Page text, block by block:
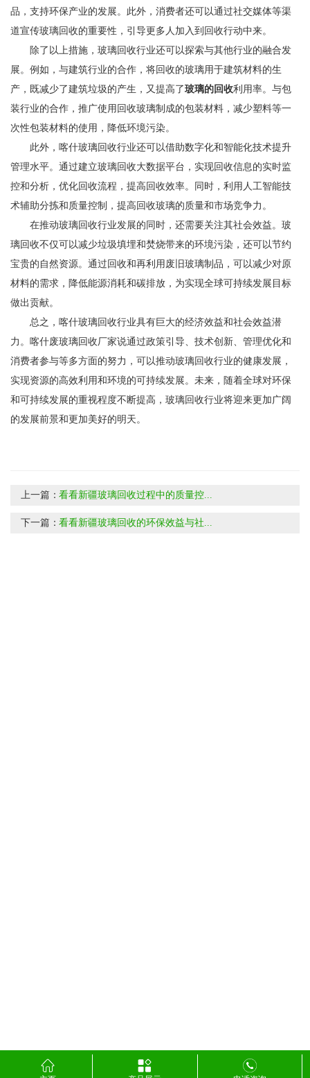
品，支持环保产业的发展。此外，消费者还可以通过社交媒体等渠
道宣传玻璃回收的重要性，引导更多人加入到回收行动中来。
除了以上措施，玻璃回收行业还可以探索与其他行业的融合发
展。例如，与建筑行业的合作，将回收的玻璃用于建筑材料的生
产，既减少了建筑垃圾的产生，又提高了玻璃的回收利用率。与包
装行业的合作，推广使用回收玻璃制成的包装材料，减少塑料等一
次性包装材料的使用，降低环境污染。
此外，喀什玻璃回收行业还可以借助数字化和智能化技术提升
管理水平。通过建立玻璃回收大数据平台，实现回收信息的实时监
控和分析，优化回收流程，提高回收效率。同时，利用人工智能技
术辅助分拣和质量控制，提高回收玻璃的质量和市场竞争力。
在推动玻璃回收行业发展的同时，还需要关注其社会效益。玻
璃回收不仅可以减少垃圾填埋和焚烧带来的环境污染，还可以节约
宝贵的自然资源。通过回收和再利用废旧玻璃制品，可以减少对原
材料的需求，降低能源消耗和碳排放，为实现全球可持续发展目标
做出贡献。
总之，喀什玻璃回收行业具有巨大的经济效益和社会效益潜
力。 喀什废玻璃回收厂家说通过政策引导、技术创新、管理优化和
消费者参与等多方面的努力，可以推动玻璃回收行业的健康发展，
实现资源的高效利用和环境的可持续发展。未来，随着全球对环保
和可持续发展的重视程度不断提高，玻璃回收行业将迎来更加广阔
的发展前景和更加美好的明天。
上一篇：看看新疆玻璃回收过程中的质量控...
下一篇：看看新疆玻璃回收的环保效益与社...